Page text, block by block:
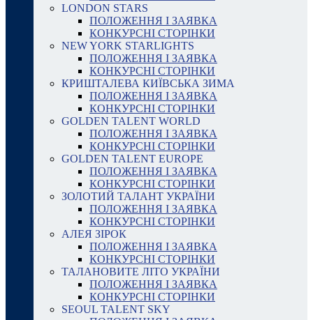
LONDON STARS
ПОЛОЖЕННЯ І ЗАЯВКА
КОНКУРСНІ СТОРІНКИ
NEW YORK STARLIGHTS
ПОЛОЖЕННЯ І ЗАЯВКА
КОНКУРСНІ СТОРІНКИ
КРИШТАЛЕВА КИЇВСЬКА ЗИМА
ПОЛОЖЕННЯ І ЗАЯВКА
КОНКУРСНІ СТОРІНКИ
GOLDEN TALENT WORLD
ПОЛОЖЕННЯ І ЗАЯВКА
КОНКУРСНІ СТОРІНКИ
GOLDEN TALENT EUROPE
ПОЛОЖЕННЯ І ЗАЯВКА
КОНКУРСНІ СТОРІНКИ
ЗОЛОТИЙ ТАЛАНТ УКРАЇНИ
ПОЛОЖЕННЯ І ЗАЯВКА
КОНКУРСНІ СТОРІНКИ
АЛЕЯ ЗІРОК
ПОЛОЖЕННЯ І ЗАЯВКА
КОНКУРСНІ СТОРІНКИ
ТАЛАНОВИТЕ ЛІТО УКРАЇНИ
ПОЛОЖЕННЯ І ЗАЯВКА
КОНКУРСНІ СТОРІНКИ
SEOUL TALENT SKY